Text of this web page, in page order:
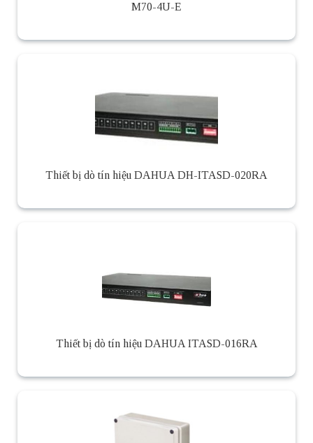
M70-4U-E
Thiết bị dò tín hiệu DAHUA DH-ITASD-020RA
Thiết bị dò tín hiệu DAHUA ITASD-016RA